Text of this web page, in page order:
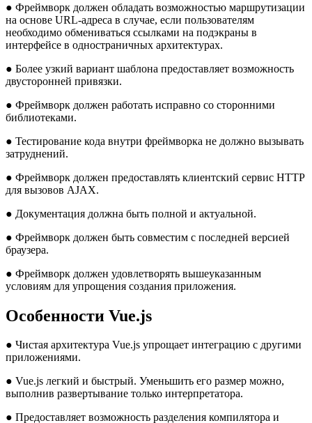
● Фреймворк должен обладать возможностью маршрутизации
на основе URL-адреса в случае, если пользователям
необходимо обмениваться ссылками на подэкраны в
интерфейсе в одностраничных архитектурах.
● Более узкий вариант шаблона предоставляет возможность
двусторонней привязки.
● Фреймворк должен работать исправно со сторонними
библиотеками.
● Тестирование кода внутри фреймворка не должно вызывать
затруднений.
● Фреймворк должен предоставлять клиентский сервис HTTP
для вызовов AJAX.
● Документация должна быть полной и актуальной.
● Фреймворк должен быть совместим с последней версией
браузера.
● Фреймворк должен удовлетворять вышеуказанным
условиям для упрощения создания приложения.
Особенности Vue.js
● Чистая архитектура Vue.js упрощает интеграцию с другими
приложениями.
● Vue.js легкий и быстрый. Уменьшить его размер можно,
выполнив развертывание только интерпретатора.
● Предоставляет возможность разделения компилятора и